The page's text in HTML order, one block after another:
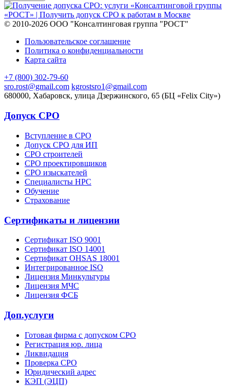
© 2010-2026 ООО "Консалтинговая группа "РОСТ"
Пользовательское соглашение
Политика о конфиденциальности
Карта сайта
+7 (800) 302-79-60
sro.rost@gmail.com kgrostsro1@gmail.com
680000, Хабаровск, улица Дзержинского, 65 (БЦ «Felix City»)
Допуск СРО
Вступление в СРО
Допуск СРО для ИП
СРО строителей
СРО проектировщиков
СРО изыскателей
Специалисты НРС
Обучение
Страхование
Сертификаты и лицензии
Сертификат ISO 9001
Сертификат ISO 14001
Сертификат OHSAS 18001
Интегрированное ISO
Лицензия Минкультуры
Лицензия МЧС
Лицензия ФСБ
Доп.услуги
Готовая фирма с допуском СРО
Регистрация юр. лица
Ликвидация
Проверка СРО
Юридический адрес
КЭП (ЭЦП)